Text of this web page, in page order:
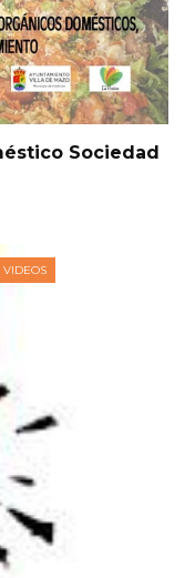
Sociedad
VIDEOS